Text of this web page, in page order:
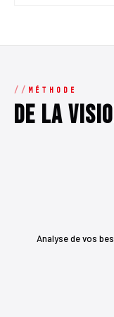
MÉTHODE
De la
Analyse de vos